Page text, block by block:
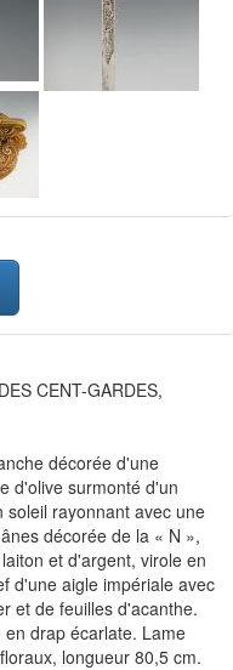
CENT-GARDES,
décorée d'une
d'olive surmonté d'un
rayonnant avec une
décorée de la « N »,
et d'argent, virole en
d'une aigle impériale avec
et de feuilles d'acanthe.
drap écarlate. Lame
longueur 80,5 cm.